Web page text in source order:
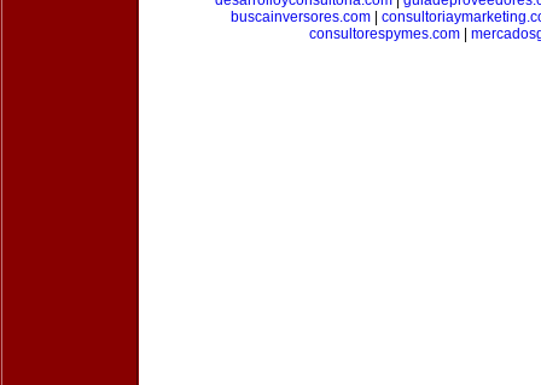
buscainversores.com|
consultorespymes.com|